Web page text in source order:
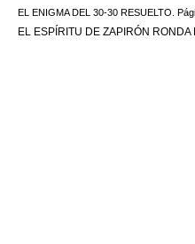
EL ENIGMA DEL 30-30 RESUELTO.
EL ESPÍRITU DE ZAPIRÓN